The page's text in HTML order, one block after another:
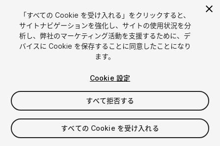
1 /2
$4.99
消費税は決済時に計算されます
「すべての Cookie を受け入れる」をクリックすると、
サイトナビゲーションを強化し、サイトの使用状況を分
析し、弊社のマーケティング活動を支援するために、デ
バイスに Cookie を保存することに同意したことになり
ます。
Cookie 設定
すべて拒否する
すべての Cookie を受け入れる